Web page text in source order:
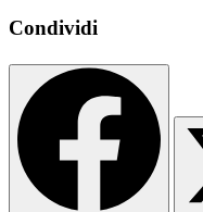
Condividi